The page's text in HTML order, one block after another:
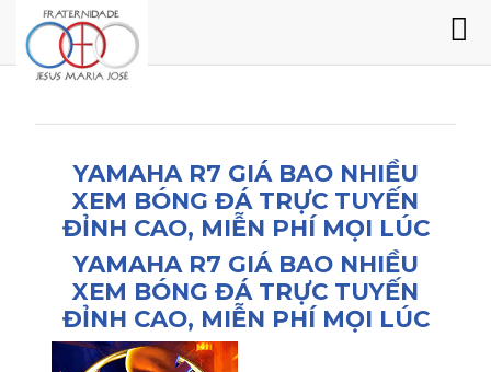
YAMAHA R7 GIÁ BAO NHIỀU
XEM BÓNG ĐÁ TRỰC TUYẾN
ĐỈNH CAO, MIỄN PHÍ MỌI LÚC
YAMAHA R7 GIÁ BAO NHIỀU
XEM BÓNG ĐÁ TRỰC TUYẾN
ĐỈNH CAO, MIỄN PHÍ MỌI LÚC